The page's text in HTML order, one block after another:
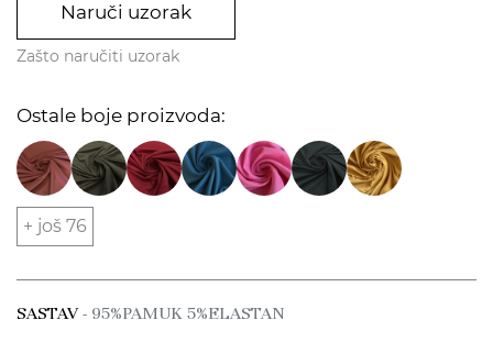
Naruči uzorak
Zašto naručiti uzorak
Ostale boje proizvoda:
+ još 76
SASTAV- 95%PAMUK 5%ELASTAN